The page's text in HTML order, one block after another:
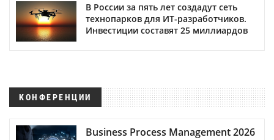
В России за пять лет создадут сеть
технопарков для ИТ-разработчиков.
Инвестиции составят 25 миллиардов
КОНФЕРЕНЦИИ
Business Process Management 2026